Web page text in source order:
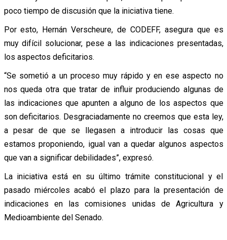
poco tiempo de discusión que la iniciativa tiene.
Por esto, Hernán Verscheure, de CODEFF, asegura que es
muy difícil solucionar, pese a las indicaciones presentadas,
los aspectos deficitarios.
“Se sometió a un proceso muy rápido y en ese aspecto no
nos queda otra que tratar de influir produciendo algunas de
las indicaciones que apunten a alguno de los aspectos que
son deficitarios. Desgraciadamente no creemos que esta ley,
a pesar de que se llegasen a introducir las cosas que
estamos proponiendo, igual van a quedar algunos aspectos
que van a significar debilidades”, expresó.
La iniciativa está en su último trámite constitucional y el
pasado miércoles acabó el plazo para la presentación de
indicaciones en las comisiones unidas de Agricultura y
Medioambiente del Senado.